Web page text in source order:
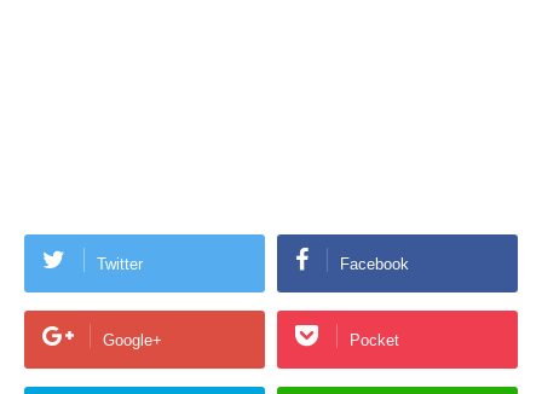
Twitter Facebook
Google+ Pocket